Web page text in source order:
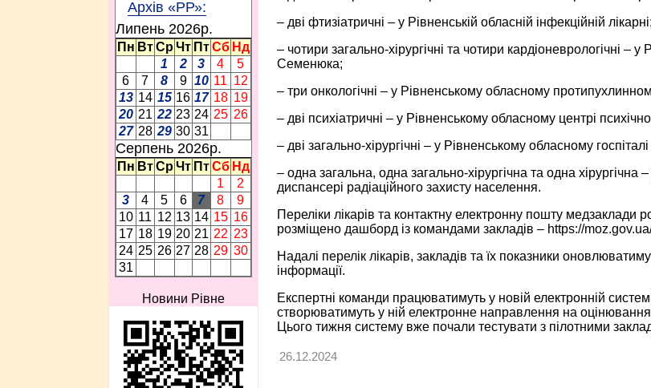
Архів «РР»:
Липень 2026p.
Пн Вт Ср Чт Пт Сб Нд
1
2 3 4
5
6
7 8 9 10 11 12
13 14 15 16 17 18 19
20 21 22 23 24 25 26
27 28 29 30 31
Серпень 2026p.
Пн Вт Ср Чт Пт Сб Нд
1
2
3
4 5 6 7 8
9
10 11 12 13 14 15 16
17 18 19 20 21 22 23
24 25 26 27 28 29 30
31
Новини Рівне
– дві фтизіатричні – у Рівненській обласній інфекційній лікарні;
– чотири загально-хірургічні та чотири кардіоневрологічні – у
Семенюка;
– три онкологічні – у Рівненському обласному
– дві психіатричні – у Рівненському обласному центрі
– дві загально-хірургічні – у Рівненському обласному
– одна загальна, одна загально-хірургічна та одна
диспансері радіаційного захисту населення.
Переліки лікарів та контактну електронну пошту
розміщено дашборд із командами закладів – https://
Надалі перелік лікарів, закладів та їх показники
інформації.
Експертні команди працюватимуть у новій електронній
створюватимуть у ній електронне направлення на
Цього тижня систему вже почали тестувати з пілотними
26.12.2024